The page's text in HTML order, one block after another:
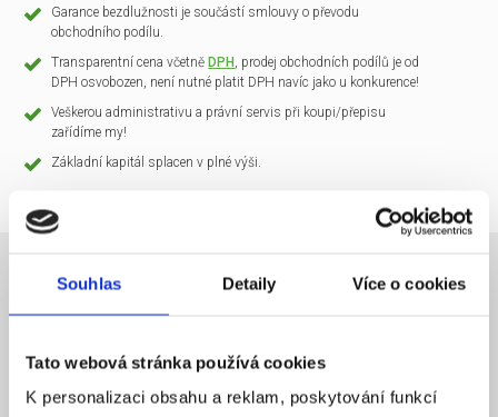
Souhlas Detaily Více o cookies
Tato webová stránka používá cookies
K personalizaci obsahu a reklam, poskytování funkcí
Garance bezdlužnosti je součástí smlouvy o převodu
obchodního podílu.
Transparentní cena včetně DPH , prodej obchodních podílů je od
DPH osvobozen, není nutné platit DPH navíc jako u konkurence!
Veškerou administrativu a právní servis při koupi/přepisu
zařídíme my!
Základní kapitál splacen v plné výši.
KAPITÁL
SÍDLO Praha 1